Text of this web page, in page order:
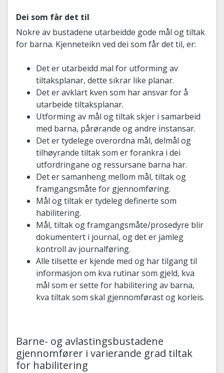
Dei som får det til
Nokre av bustadene utarbeidde gode mål og tiltak
for barna. Kjenneteikn ved dei som får det til, er:
Det er utarbeidd mal for utforming av
tiltaksplanar, dette sikrar like planar.
Det er avklart kven som har ansvar for å
utarbeide tiltaksplanar.
Utforming av mål og tiltak skjer i samarbeid
med barna, pårørande og andre instansar.
Det er tydelege overordna mål, delmål og
tilhøyrande tiltak som er forankra i dei
utfordringane og ressursane barna har.
Det er samanheng mellom mål, tiltak og
framgangsmåte for gjennomføring.
Mål og tiltak er tydeleg definerte som
habilitering.
Mål, tiltak og framgangsmåte/prosedyre blir
dokumentert i journal, og det er jamleg
kontroll av journalføring.
Alle tilsette er kjende med og har tilgang til
informasjon om kva rutinar som gjeld, kva
mål som er sette for habilitering av barna,
kva tiltak som skal gjennomførast og korleis.
Barne- og avlastingsbustadene
gjennomfører i varierande grad tiltak
for habilitering